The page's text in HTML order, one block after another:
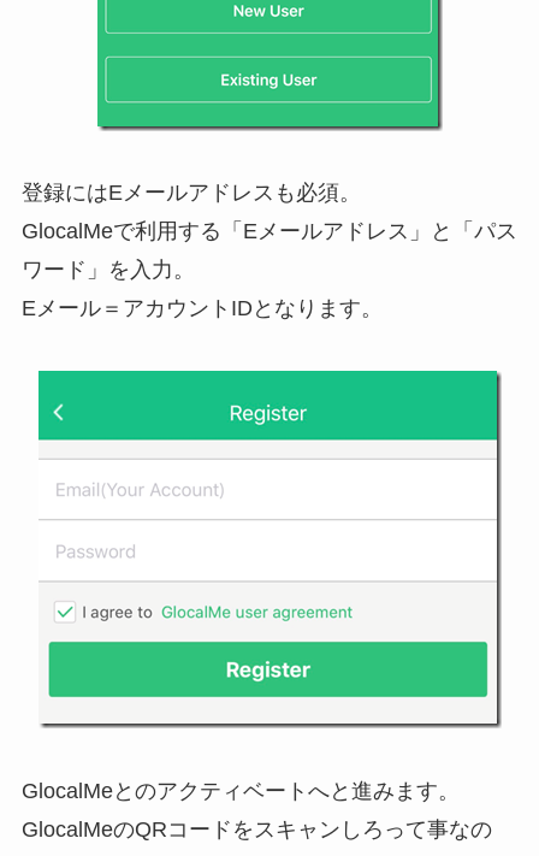
登録にはEメールアドレスも必須。
GlocalMeで利用する「Eメールアドレス」と「パス
ワード」を入力。
Eメール＝アカウントIDとなります。
GlocalMeとのアクティベートへと進みます。
GlocalMeのQRコードをスキャンしろって事なの